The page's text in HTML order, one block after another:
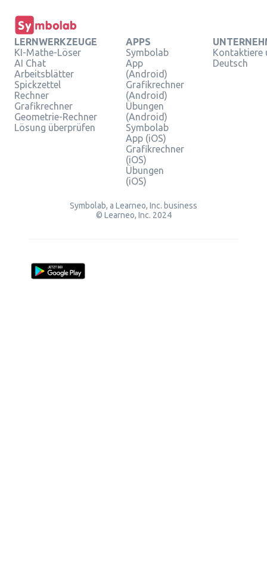
LERNWERKZEUGE
KI-Mathe-Löser
AI Chat
Arbeitsblätter
Spickzettel
Rechner
Grafikrechner
Geometrie-Rechner
Lösung überprüfen
APPS
Symbolab
App
(Android)
Grafikrechner
(Android)
Übungen
(Android)
Symbolab
App (iOS)
Grafikrechner
(iOS)
Übungen
(iOS)
Kontaktiere
Deutsch
Symbolab, a Learneo, Inc. business
© Learneo, Inc. 2024